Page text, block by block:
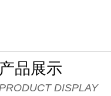
产品展示
DISPLAY